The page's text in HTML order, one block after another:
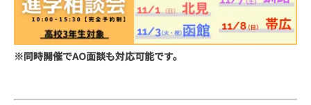
※同時開催でAO面談も対応可能です。